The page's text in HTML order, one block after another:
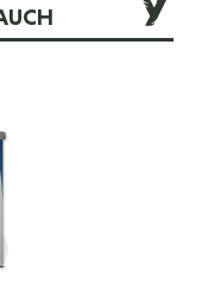
Karussells ist mit
zu gelangen